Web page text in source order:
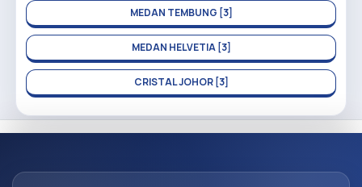
MEDAN TEMBUNG [3]
MEDAN HELVETIA [3]
CRISTAL JOHOR [3]